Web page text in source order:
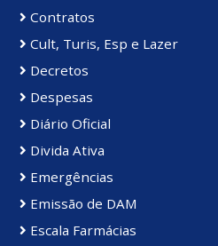
Contratos
Cult, Turis, Esp e Lazer
Decretos
Despesas
Diário Oficial
Divida Ativa
Emergências
Emissão de DAM
Escala Farmácias